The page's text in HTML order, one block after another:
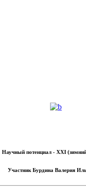
Научный потенциал - XXI
Участник Бурдина Валерия